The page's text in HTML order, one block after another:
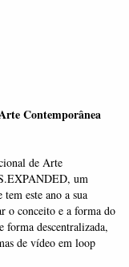
Contemporânea
de Arte
um
este ano a sua
o conceito e a forma do
descentralizada,
de vídeo em loop